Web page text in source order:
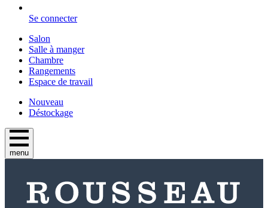
Se connecter
Salon
Salle à manger
Chambre
Rangements
Espace de travail
Nouveau
Déstockage
menu